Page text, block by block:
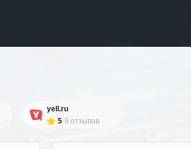
yell.ru
5 9 отзывов